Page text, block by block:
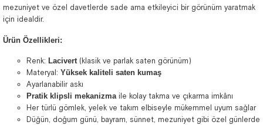
mezuniyet ve özel davetlerde sade ama etkileyici bir görünüm yaratmak
için idealdir.
Ürün Özellikleri:
Renk: Lacivert(klasik ve parlak saten görünüm)
Materyal: Yüksek kaliteli saten kumaş
Ayarlanabilir askı
Pratik klipsli mekanizmaile kolay takma ve çıkarma imkânı
Her türlü gömlek, yelek ve takım elbiseyle mükemmel uyum sağlar
Düğün, doğum günü, bayram, sünnet, mezuniyet gibi özel günlerde